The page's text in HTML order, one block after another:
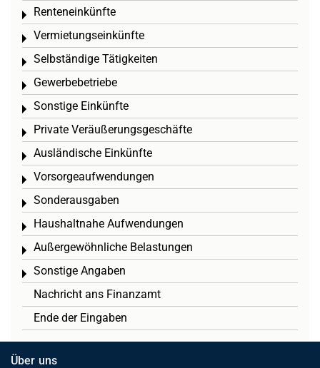
Renteneinkünfte
Toggle menu
Vermietungseinkünfte
Toggle menu
Selbständige Tätigkeiten
Toggle menu
Gewerbebetriebe
Toggle menu
Sonstige Einkünfte
Toggle menu
Private Veräußerungsgeschäfte
Toggle menu
Ausländische Einkünfte
Toggle menu
Vorsorgeaufwendungen
Toggle menu
Sonderausgaben
Toggle menu
Haushaltnahe Aufwendungen
Toggle menu
Außergewöhnliche Belastungen
Toggle menu
Sonstige Angaben
Toggle menu
Nachricht ans Finanzamt
Ende der Eingaben
Über uns